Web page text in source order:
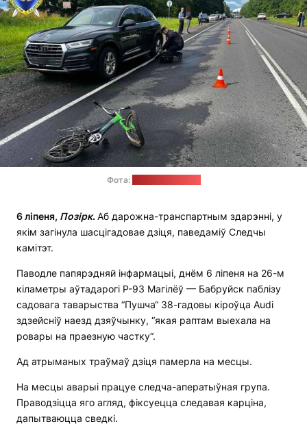
Фота:
6 ліпеня, Позірк. Аб дарожна-транспартным здарэнні, у
якім загінула шасцігадовае дзіця, паведаміў Следчы
камітэт.
Паводле папярэдняй інфармацыі, днём 6 ліпеня на 26-м
кіламетры аўтадарогі Р-93 Магілёў — Бабруйск паблізу
садовага таварыства “Пушча“ 38-гадовы кіроўца Audi
здзейсніў наезд дзяўчынку, “якая раптам выехала на
ровары на праезную частку“.
Ад атрыманых траўмаў дзіця памерла на месцы.
На месцы аварыі працуе следча-аператыўная група.
Праводзіцца яго агляд, фіксуецца следавая карціна,
дапытваюцца сведкі.